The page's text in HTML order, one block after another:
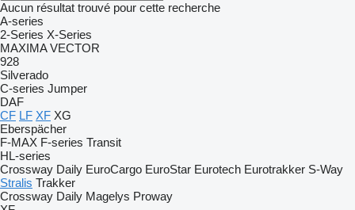
Aucun résultat trouvé pour cette recherche
A-series
2-Series X-Series
MAXIMA VECTOR
928
Silverado
C-series Jumper
DAF
CF LF XF XG
Eberspächer
F-MAX F-series Transit
HL-series
Crossway Daily EuroCargo EuroStar Eurotech Eurotrakker S-Way
Stralis Trakker
Crossway Daily Magelys Proway